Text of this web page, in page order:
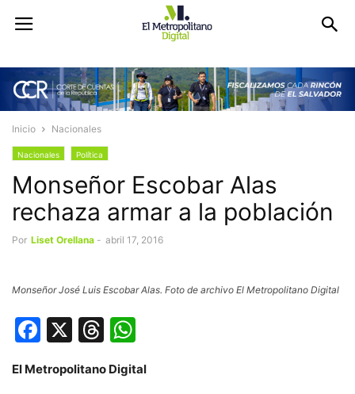
Inicio Nacionales
Nacionales Política
Monseñor Escobar Alas
rechaza armar a la población
Por Liset Orellana - abril 17, 2016
Monseñor José Luis Escobar Alas. Foto de archivo El Metropolitano Digital
Facebook
X Threads
El Metropolitano Digital